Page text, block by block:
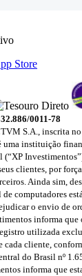
0011-78
S.A., inscrita
instituição
clientes, por
Ainda sim,
computadores
o envio de
informa que
utilizada
cada cliente,
do Brasil nº
informa que